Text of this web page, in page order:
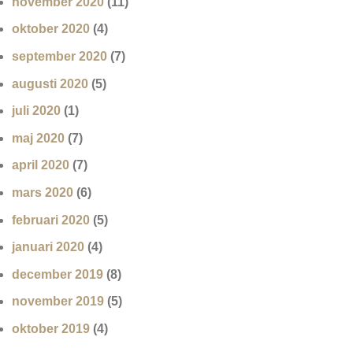
oktober 2020 (4)
september 2020 (7)
augusti 2020 (5)
juli 2020 (1)
maj 2020 (7)
april 2020 (7)
mars 2020 (6)
februari 2020 (5)
januari 2020 (4)
december 2019 (8)
november 2019 (5)
oktober 2019 (4)